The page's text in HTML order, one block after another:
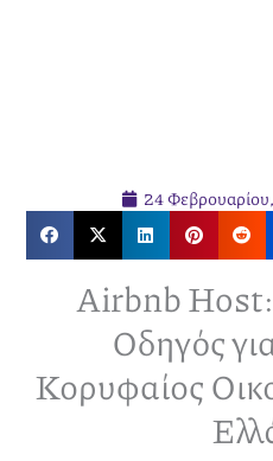
24
Airbnb
Οδηγός
Κορυφαίος